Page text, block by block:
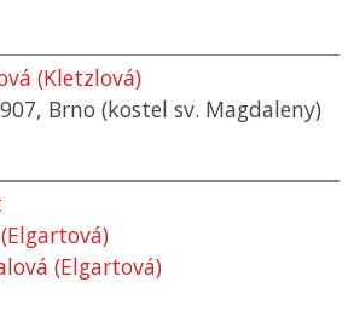
(Kletzlová)
Brno (kostel sv. Magdaleny)
(Elgartová)